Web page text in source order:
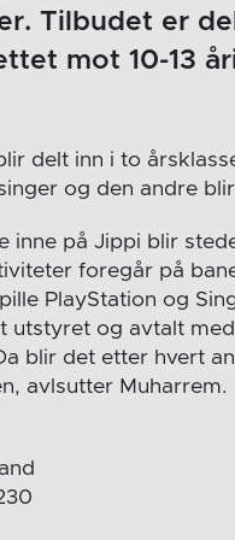
Tilbudet er
mot 10-13
delt inn i to
og den andre blir
inne på Jippi blir
foregår på
PlayStation og
utstyret og avtalt
blir det etter hvert
avlsutter Muharrem.